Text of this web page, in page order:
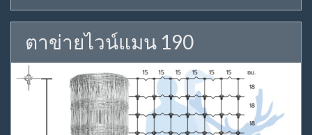
ตาข่ายไวน์แมน 190